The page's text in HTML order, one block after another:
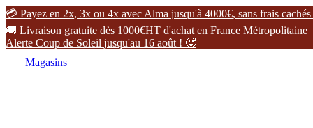
 Payez en 2x, 3x ou 4x avec Alma jusqu'à 4000€, sans frais cachés
 Livraison gratuite dès 1000€HT d'achat en France Métropolitaine
Alerte Coup de Soleil jusqu'au 16 août ! 
Magasins